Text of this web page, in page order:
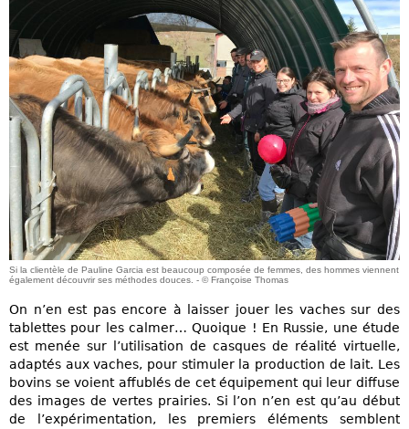
Si la clientèle de Pauline Garcia est beaucoup composée de femmes, des hommes viennent
également découvrir ses méthodes douces. - © Françoise Thomas
On n’en est pas encore à laisser jouer les vaches sur des
tablettes pour les calmer… Quoique ! En Russie, une étude
est menée sur l’utilisation de casques de réalité virtuelle,
adaptés aux vaches, pour stimuler la production de lait. Les
bovins se voient affublés de cet équipement qui leur diffuse
des images de vertes prairies. Si l’on n’en est qu’au début
de l’expérimentation, les premiers éléments semblent